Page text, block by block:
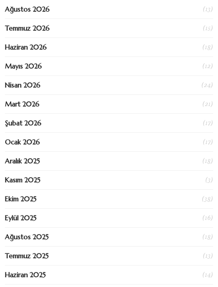
Ağustos 2026 (13)
Temmuz 2026 (15)
Haziran 2026 (18)
Mayıs 2026 (12)
Nisan 2026 (24)
Mart 2026 (21)
Şubat 2026 (17)
Ocak 2026 (17)
Aralık 2025 (18)
Kasım 2025 (3)
Ekim 2025 (38)
Eylül 2025 (16)
Ağustos 2025 (18)
Temmuz 2025 (13)
Haziran 2025 (14)